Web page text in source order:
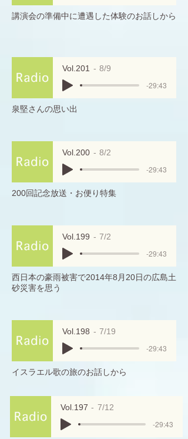
講演会の準備中に遭遇した体験のお話しから
Vol.201 8/9
-29:43
泉堅さんの思い出
Vol.200 8/2
-29:43
200回記念放送・お便り特集
Vol.199 7/2
-29:43
西日本の豪雨被害で2014年8月20日の広島土
砂災害を思う
Vol.198 7/19
-29:43
イスラエル歌の旅のお話しから
Vol.197 7/12
-29:43